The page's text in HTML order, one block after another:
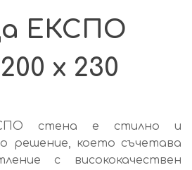
ЕКСПО
x 230
стена е стилно и
решение, което съчетава
с висококачествен